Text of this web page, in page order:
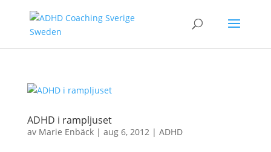
ADHD i rampljuset
av Marie Enbäck| aug 6, 2012| ADHD